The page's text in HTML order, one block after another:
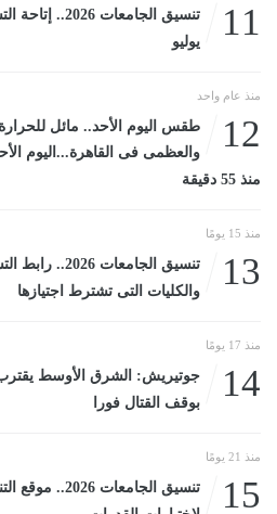
11
يوليو
منذ عام واحد
12
طقس اليوم الأحد.. مائل للحرارة
منذ 55 دقيقة
منذ 15 يومًا
13
تنسيق الجامعات
والكليات التى تشترط اجتيازها
منذ 17 يومًا
14
جوتيريش: الشرق الأوسط
بوقف القتال فورا
منذ 21 يومًا
15
تنسيق